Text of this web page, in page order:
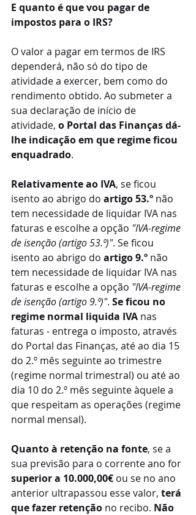
E quanto é que vou pagar de
impostos para o IRS?
O valor a pagar em termos de IRS
dependerá, não só do tipo de
atividade a exercer, bem como do
rendimento obtido. Ao submeter a
sua declaração de início de
atividade, o Portal das Finanças dá-
lhe indicação em que regime ficou
enquadrado.
Relativamente ao IVA, se ficou
isento ao abrigo do artigo 53.º não
tem necessidade de liquidar IVA nas
faturas e escolhe a opção "IVA-regime
de isenção (artigo 53.º)". Se ficou
isento ao abrigo do artigo 9.º não
tem necessidade de liquidar IVA nas
faturas e escolhe a opção "IVA-regime
de isenção (artigo 9.º)". Se ficou no
regime normal liquida IVA nas
faturas - entrega o imposto, através
do Portal das Finanças, até ao dia 15
do 2.º mês seguinte ao trimestre
(regime normal trimestral) ou até ao
dia 10 do 2.º mês seguinte àquele a
que respeitam as operações (regime
normal mensal).
Quanto à retenção na fonte, se a
sua previsão para o corrente ano for
superior a 10.000,00€ ou se no ano
anterior ultrapassou esse valor, terá
que fazer retenção no recibo. Não